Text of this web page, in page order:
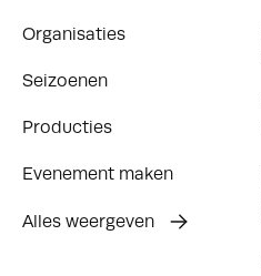
Organisaties
Seizoenen
Producties
Evenement maken
Alles weergeven